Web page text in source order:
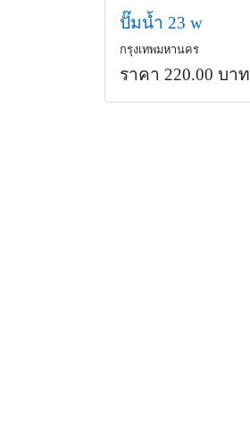
ปั๊มน้ำ 23 w
กรุงเทพมหานคร
ราคา 220.00 บาท